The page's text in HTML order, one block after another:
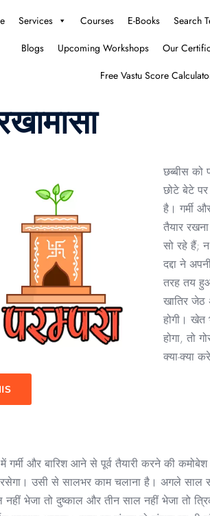
Services Courses E-Books Search
Blogs
Upcoming Workshops Our
Free Vastu Score
छब्बीस को
छोटे बेटे
है। गर्मी
तैयार
सो रहे हैं;
दद्दा ने
तरह तय हुआ
खातिर
होगी। खेत
होगा, तो
क्या-क्या
और बारिश आने से पूर्व तैयारी करने की कमोबेश
उसी से सालभर काम चलाना है। अगले साल
भेजा तो दुष्काल और तीन साल नहीं भेजा तो